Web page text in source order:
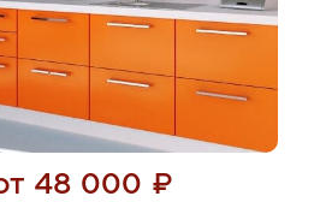
48 000 ₽